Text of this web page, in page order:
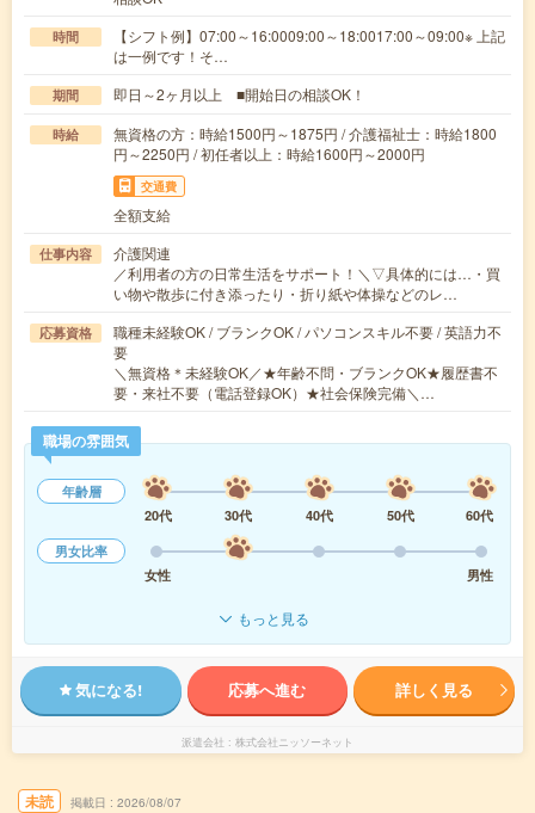
時間
【シフト例】07:00～16:0009:00～18:0017:00～09:00※ 上記
は一例です！そ…
期間 即日～2ヶ月以上 ■開始日の相談OK！
時給
無資格の方：時給1500円～1875円 / 介護福祉士：時給1800
円～2250円 / 初任者以上：時給1600円～2000円
交通費
全額支給
仕事内容
介護関連
／利用者の方の日常生活をサポート！＼▽具体的には…・買
い物や散歩に付き添ったり・折り紙や体操などのレ…
応募資格
職種未経験OK / ブランクOK / パソコンスキル不要 / 英語力不
要
＼無資格＊未経験OK／★年齢不問・ブランクOK★履歴書不
要・来社不要（電話登録OK）★社会保険完備＼…
職場の雰囲気
年齢層
20代
30代 40代 50代
60代
男女比率
女性
男性
もっと見る
気になる! 応募へ進む 詳しく見る
派遣会社 株式会社ニッソーネット
未読 掲載日 2026/08/07